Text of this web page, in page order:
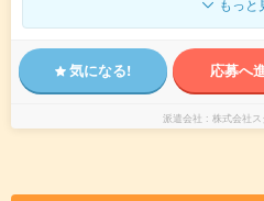
もっと
気になる! 応募へ
派遣会社 株式会社